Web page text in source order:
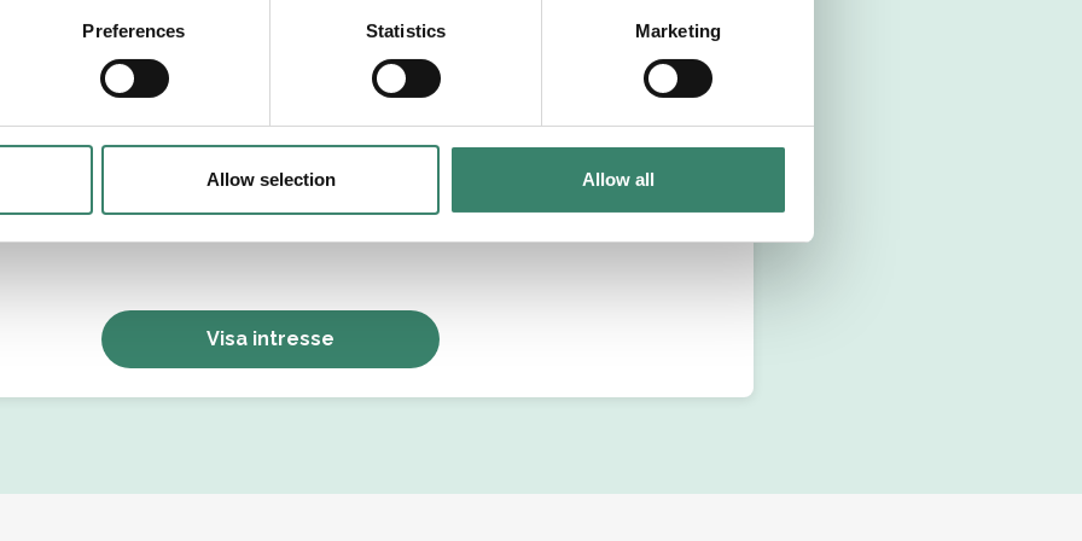
Preferences Statistics Marketing
Allow selection Allow all
Jag godkänner Sverek’sanvändarvillkorochsekretesspolicy
Visa intresse